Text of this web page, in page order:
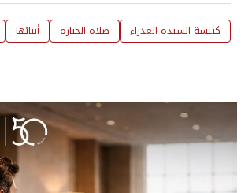
كنيسة السيدة العذراء صلاة الجنازة أبنائها